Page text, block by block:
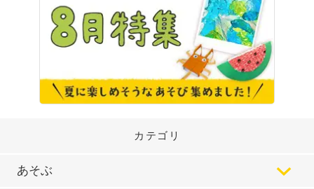
カテゴリ
あそぶ